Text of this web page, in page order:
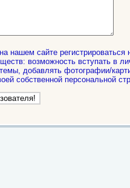
нашем сайте регистрироваться
возможность вступать в
добавлять фотографии/
собственной персональной